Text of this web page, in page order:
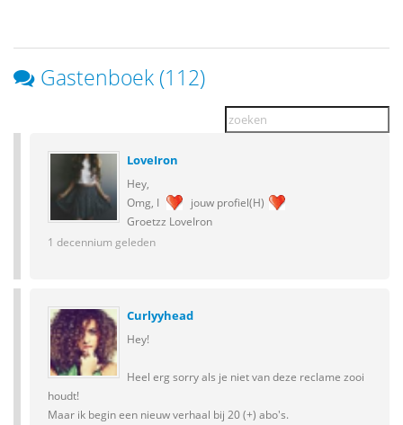
Gastenboek (112)
LoveIron
Hey,
Omg, I
jouw profiel(H)
Groetzz LoveIron
1 decennium geleden
Curlyyhead
Hey!
Heel erg sorry als je niet van deze reclame zooi
houdt!
Maar ik begin een nieuw verhaal bij 20 (+) abo's.